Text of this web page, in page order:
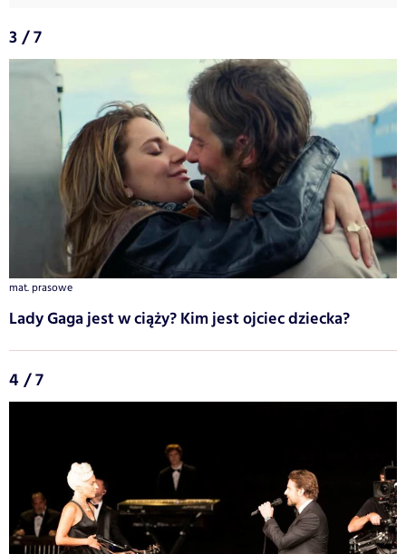
3 / 7
mat. prasowe
Lady Gaga jest w ciąży? Kim jest ojciec dziecka?
4 / 7